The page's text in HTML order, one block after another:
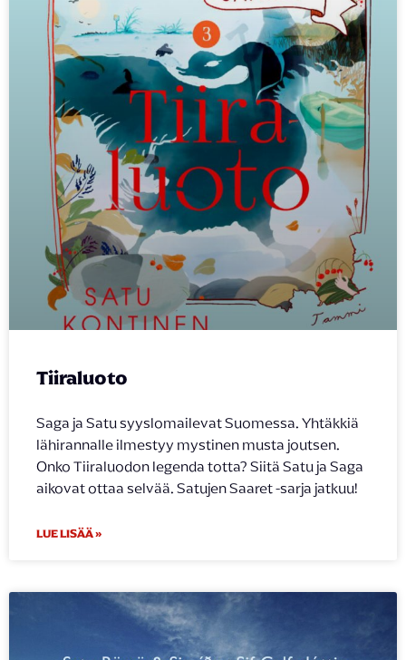
Tiiraluoto
Saga ja Satu syyslomailevat Suomessa. Yhtäkkiä
lähirannalle ilmestyy mystinen musta joutsen.
Onko Tiiraluodon legenda totta? Siitä Satu ja Saga
aikovat ottaa selvää. Satujen Saaret -sarja jatkuu!
LUE LISÄÄ »